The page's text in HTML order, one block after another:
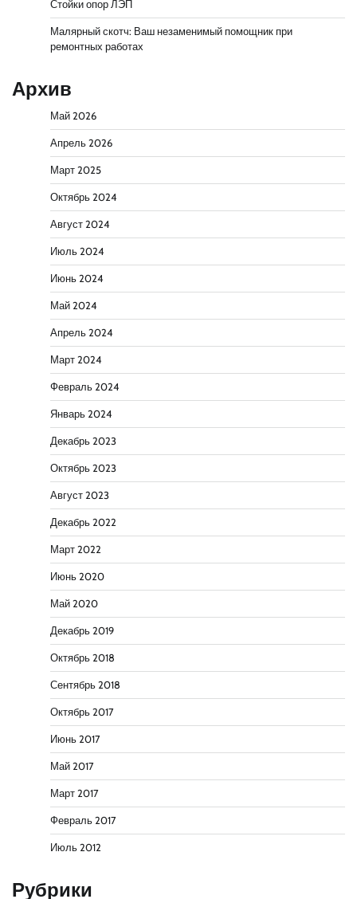
Стойки опор ЛЭП
Малярный скотч: Ваш незаменимый помощник при
ремонтных работах
Архив
Май 2026
Апрель 2026
Март 2025
Октябрь 2024
Август 2024
Июль 2024
Июнь 2024
Май 2024
Апрель 2024
Март 2024
Февраль 2024
Январь 2024
Декабрь 2023
Октябрь 2023
Август 2023
Декабрь 2022
Март 2022
Июнь 2020
Май 2020
Декабрь 2019
Октябрь 2018
Сентябрь 2018
Октябрь 2017
Июнь 2017
Май 2017
Март 2017
Февраль 2017
Июль 2012
Рубрики